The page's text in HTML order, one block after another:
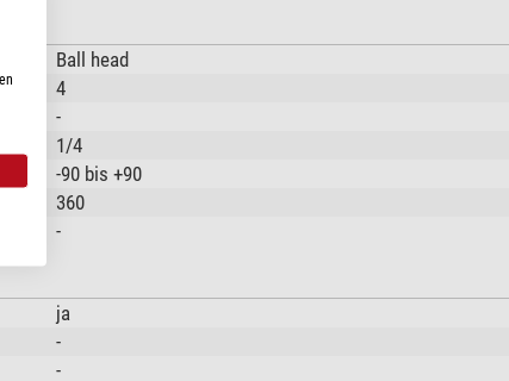
Ball head
4
-
1/4
-90 bis +90
360
-
ja
-
-